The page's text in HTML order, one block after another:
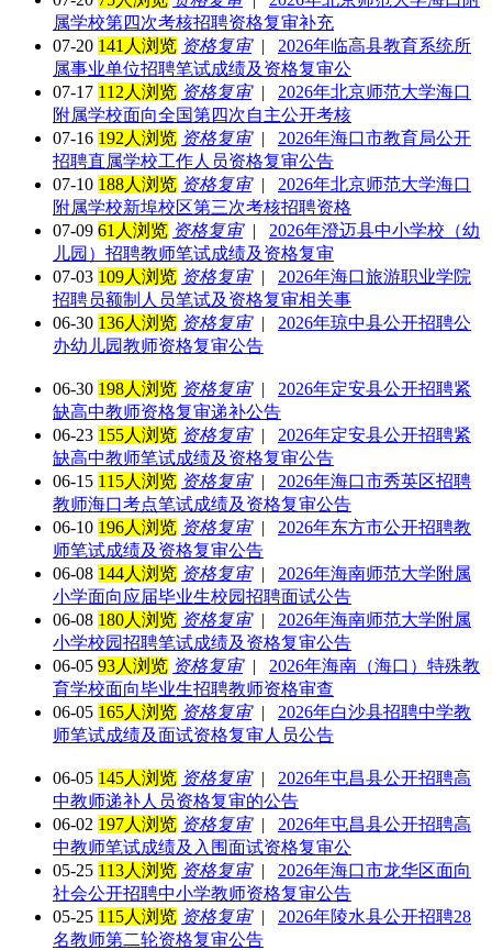
属学校第四次考核招聘资格复审补充
07-20 141人浏览 资格复审|
2026年临高县教育系统所
属事业单位招聘笔试成绩及资格复审公
07-17 112人浏览 资格复审|
2026年北京师范大学海口
附属学校面向全国第四次自主公开考核
07-16 192人浏览 资格复审|
2026年海口市教育局公开
招聘直属学校工作人员资格复审公告
07-10 188人浏览 资格复审|
2026年北京师范大学海口
附属学校新埠校区第三次考核招聘资格
07-09 61人浏览 资格复审|
2026年澄迈县中小学校（幼
儿园）招聘教师笔试成绩及资格复审
07-03 109人浏览 资格复审|
2026年海口旅游职业学院
招聘员额制人员笔试及资格复审相关事
06-30 136人浏览 资格复审|
2026年琼中县公开招聘公
办幼儿园教师资格复审公告
06-30 198人浏览 资格复审|
2026年定安县公开招聘紧
缺高中教师资格复审递补公告
06-23 155人浏览 资格复审|
2026年定安县公开招聘紧
缺高中教师笔试成绩及资格复审公告
06-15 115人浏览 资格复审|
2026年海口市秀英区招聘
教师海口考点笔试成绩及资格复审公告
06-10 196人浏览 资格复审|
2026年东方市公开招聘教
师笔试成绩及资格复审公告
06-08 144人浏览 资格复审|
2026年海南师范大学附属
小学面向应届毕业生校园招聘面试公告
06-08 180人浏览 资格复审|
2026年海南师范大学附属
小学校园招聘笔试成绩及资格复审公告
06-05 93人浏览 资格复审|
2026年海南（海口）特殊教
育学校面向毕业生招聘教师资格审查
06-05 165人浏览 资格复审|
2026年白沙县招聘中学教
师笔试成绩及面试资格复审人员公告
06-05 145人浏览 资格复审|
2026年屯昌县公开招聘高
中教师递补人员资格复审的公告
06-02 197人浏览 资格复审|
2026年屯昌县公开招聘高
中教师笔试成绩及入围面试资格复审公
05-25 113人浏览 资格复审|
2026年海口市龙华区面向
社会公开招聘中小学教师资格复审公告
05-25 115人浏览 资格复审|
2026年陵水县公开招聘28
名教师第二轮资格复审公告